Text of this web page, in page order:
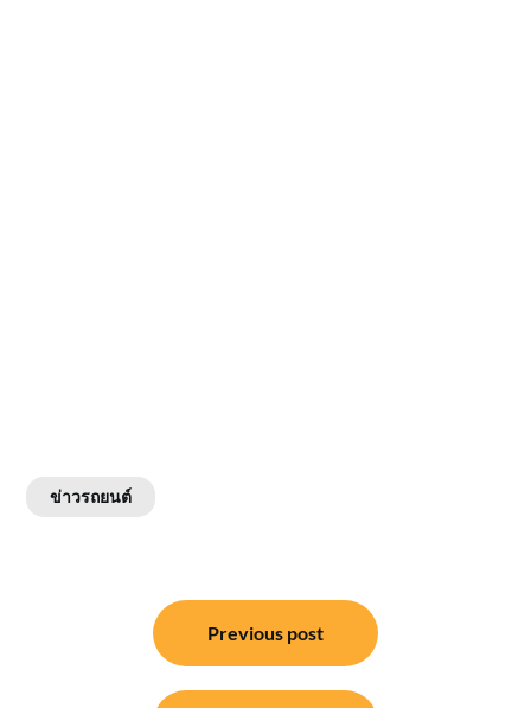
ข่าวรถยนต์
Previous post